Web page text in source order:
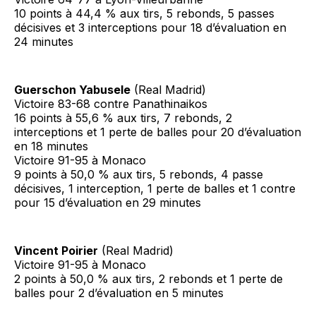
10 points à 44,4 % aux tirs, 5 rebonds, 5 passes
décisives et 3 interceptions pour 18 d’évaluation en
24 minutes
Guerschon Yabusele (Real Madrid)
Victoire 83-68 contre Panathinaikos
16 points à 55,6 % aux tirs, 7 rebonds, 2
interceptions et 1 perte de balles pour 20 d’évaluation
en 18 minutes
Victoire 91-95 à Monaco
9 points à 50,0 % aux tirs, 5 rebonds, 4 passe
décisives, 1 interception, 1 perte de balles et 1 contre
pour 15 d’évaluation en 29 minutes
Vincent Poirier (Real Madrid)
Victoire 91-95 à Monaco
2 points à 50,0 % aux tirs, 2 rebonds et 1 perte de
balles pour 2 d’évaluation en 5 minutes